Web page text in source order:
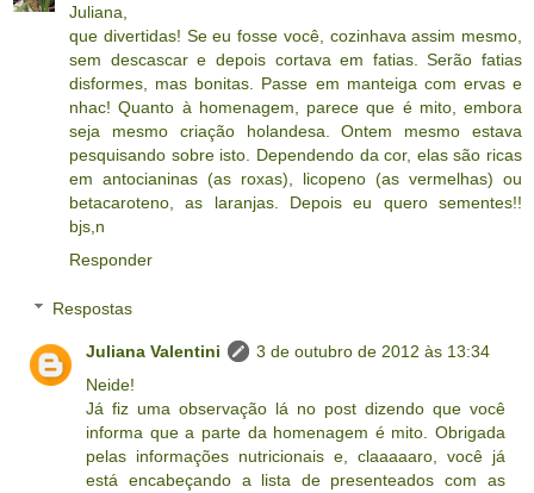
Juliana,
que divertidas! Se eu fosse você, cozinhava assim mesmo,
sem descascar e depois cortava em fatias. Serão fatias
disformes, mas bonitas. Passe em manteiga com ervas e
nhac! Quanto à homenagem, parece que é mito, embora
seja mesmo criação holandesa. Ontem mesmo estava
pesquisando sobre isto. Dependendo da cor, elas são ricas
em antocianinas (as roxas), licopeno (as vermelhas) ou
betacaroteno, as laranjas. Depois eu quero sementes!!
bjs,n
Responder
Respostas
Juliana Valentini
3 de outubro de 2012 às 13:34
Neide!
Já fiz uma observação lá no post dizendo que você
informa que a parte da homenagem é mito. Obrigada
pelas informações nutricionais e, claaaaaro, você já
está encabeçando a lista de presenteados com as